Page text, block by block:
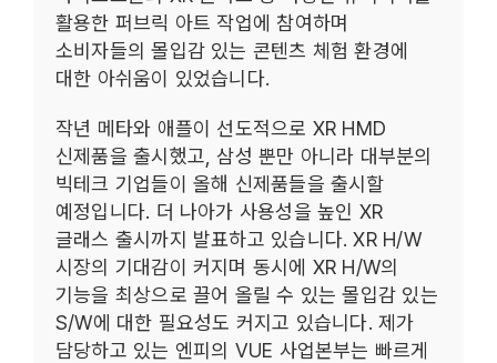
활용한 퍼브릭 아트 작업에 참여하며
소비자들의 몰입감 있는 콘텐츠 체험 환경에
대한 아쉬움이 있었습니다.
작년 메타와 애플이 선도적으로 XR HMD
신제품을 출시했고, 삼성 뿐만 아니라 대부분의
빅테크 기업들이 올해 신제품들을 출시할
예정입니다. 더 나아가 사용성을 높인 XR
글래스 출시까지 발표하고 있습니다. XR H/W
시장의 기대감이 커지며 동시에 XR H/W의
기능을 최상으로 끌어 올릴 수 있는 몰입감 있는
S/W에 대한 필요성도 커지고 있습니다. 제가
담당하고 있는 엔피의 VUE 사업본부는 빠르게